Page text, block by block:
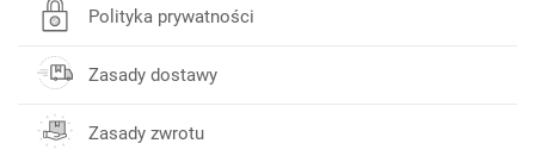
Polityka prywatności
Zasady dostawy
Zasady zwrotu